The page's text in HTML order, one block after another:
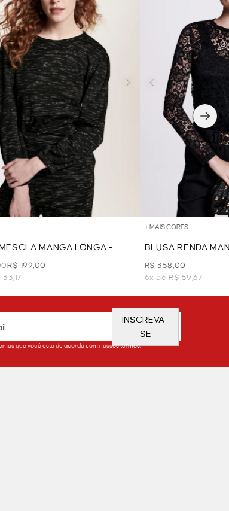
MANGA LONGA -
R$ 199,00
+ MAIS CORES
BLUSA RENDA
PRETO
R$ 358,00
6x de R$ 59,67
INSCREVA-
SE
que você está de acordo com nossos termos.